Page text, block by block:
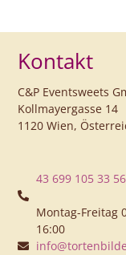
Kontakt
C&P Eventsweets
Kollmayergasse 14
1120 Wien,
43 699 105 33
Montag-Freitag
16:00